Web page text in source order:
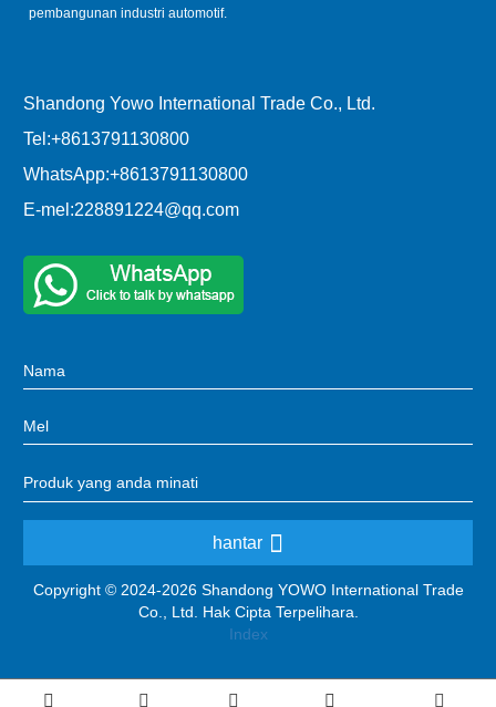
pembangunan industri automotif.
Shandong Yowo International Trade Co., Ltd.
Tel:+8613791130800
WhatsApp:+8613791130800
E-mel:228891224@qq.com
hantar
Copyright © 2024-2026 Shandong YOWO International Trade
Co., Ltd. Hak Cipta Terpelihara.
Index